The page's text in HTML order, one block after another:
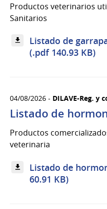
Productos veterinarios
Sanitarios
Listado de
(.pdf 140.93 KB)
04/08/2026 - DILAVE-Reg. y
Listado de
Productos
veterinaria
Listado de
60.91 KB)